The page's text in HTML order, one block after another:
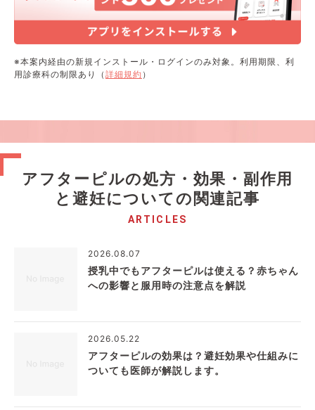
※本案内経由の新規インストール・ログインのみ対象。利用期限、利
用診療科の制限あり（ 詳細規約 ）
アフターピルの処方・効果・副作用
と避妊についての関連記事
ARTICLES
2026.08.07
授乳中でもアフターピルは使える？赤ちゃん
への影響と服用時の注意点を解説
2026.05.22
アフターピルの効果は？避妊効果や仕組みに
ついても医師が解説します。